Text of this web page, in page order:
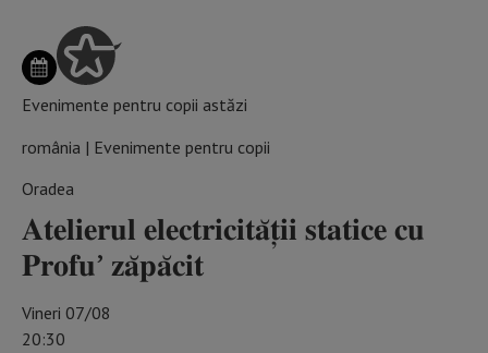
Evenimente pentru copii astăzi
românia | Evenimente pentru copii
Oradea
𝐀𝐭𝐞𝐥𝐢𝐞𝐫𝐮𝐥 𝐞𝐥𝐞𝐜𝐭𝐫𝐢𝐜𝐢𝐭𝐚̆𝐭̦𝐢𝐢 𝐬𝐭𝐚𝐭𝐢𝐜𝐞 𝐜𝐮
𝐏𝐫𝐨𝐟𝐮’ 𝐳𝐚̆𝐩𝐚̆𝐜𝐢𝐭
Vineri 07/08
20:30